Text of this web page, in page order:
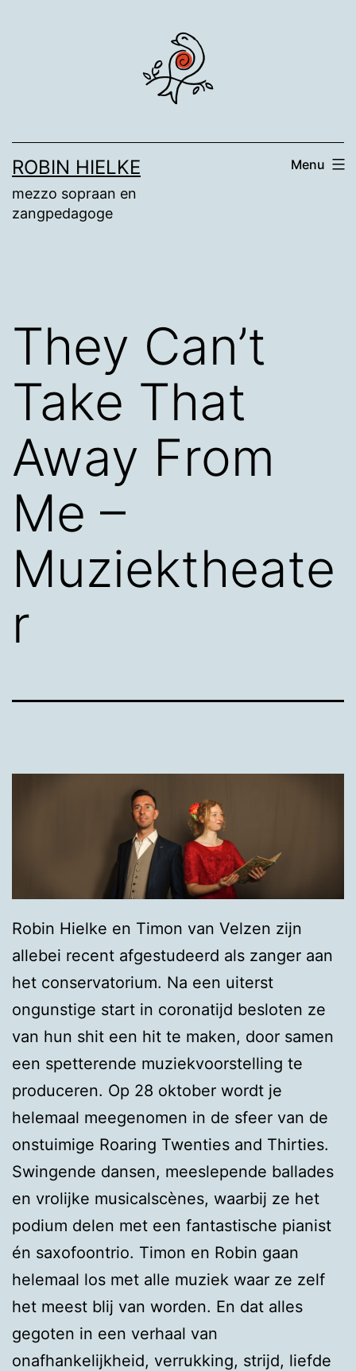
ROBIN HIELKE
mezzo sopraan en
zangpedagoge
Menu
They Can’t
Take That
Away From
Me –
Muziektheate
r
Robin Hielke en Timon van Velzen zijn
allebei recent afgestudeerd als zanger aan
het conservatorium. Na een uiterst
ongunstige start in coronatijd besloten ze
van hun shit een hit te maken, door samen
een spetterende muziekvoorstelling te
produceren. Op 28 oktober wordt je
helemaal meegenomen in de sfeer van de
onstuimige Roaring Twenties and Thirties.
Swingende dansen, meeslepende ballades
en vrolijke musicalscènes, waarbij ze het
podium delen met een fantastische pianist
én saxofoontrio. Timon en Robin gaan
helemaal los met alle muziek waar ze zelf
het meest blij van worden. En dat alles
gegoten in een verhaal van
onafhankelijkheid, verrukking, strijd, liefde